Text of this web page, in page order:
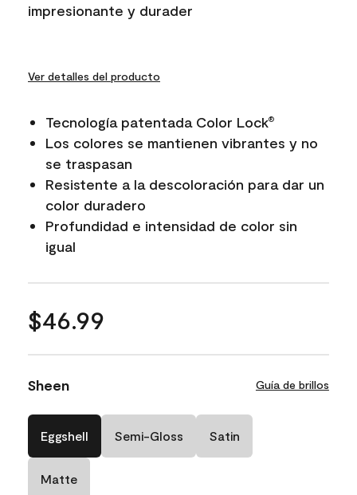
impresionante y durader
Ver detalles del producto
Tecnología patentada Color Lock®
Los colores se mantienen vibrantes y no
se traspasan
Resistente a la descoloración para dar un
color duradero
Profundidad e intensidad de color sin
igual
$46.99
Sheen Guía de brillos
Eggshell Semi-Gloss Satin
Matte